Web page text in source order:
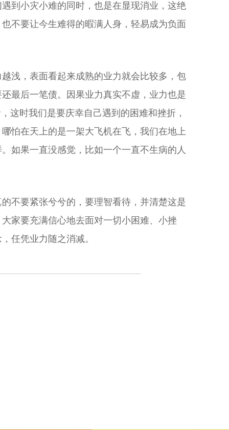
到小灾小难的同时，也是在显现消业，这绝
不要让今生难得的暇满人身，轻易成为负面
浅，表面看起来成熟的业力就会比较多，包
最后一笔债。因果业力真实不虚，业力也是
这时我们是要庆幸自己遇到的困难和挫折，
怕在天上的是一架大飞机在飞，我们在地上
如果一直没感觉，比如一个一直不生病的人
不要紧张兮兮的，要理智看待，并清楚这是
家要充满信心地去面对一切小困难、小挫
任凭业力随之消减。